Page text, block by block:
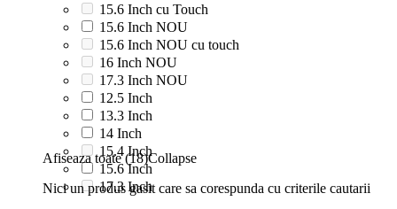
15.6 Inch cu Touch
15.6 Inch NOU
15.6 Inch NOU cu touch
16 Inch NOU
17.3 Inch NOU
12.5 Inch
13.3 Inch
14 Inch
15.4 Inch
15.6 Inch
17.3 Inch
Afiseaza toate (18)Collapse
Nici un produs gasit care sa corespunda cu criterile cautarii